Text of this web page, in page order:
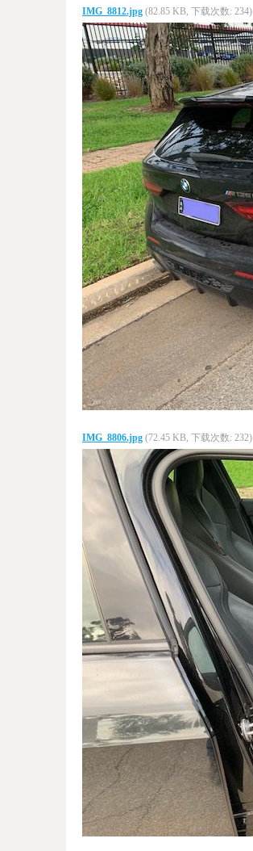
IMG_8812.jpg (82.85 KB, 下载次数: 234)
IMG_8806.jpg (72.45 KB, 下载次数: 232)